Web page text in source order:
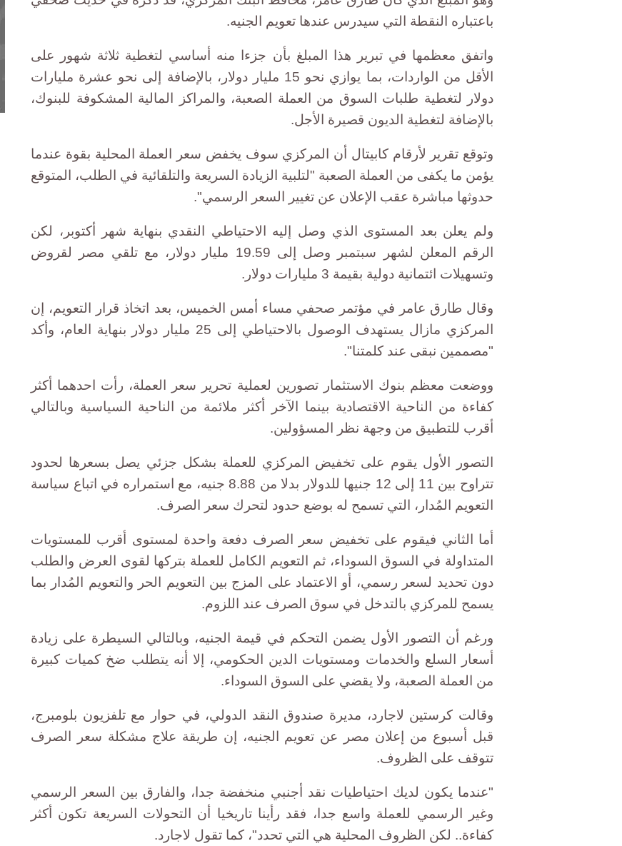
باعتباره النقطة التي سيدرس عندها تعويم الجنيه.
واتفق معظمها في تبرير هذا المبلغ بأن جزءا منه أساسي لتغطية ثلاثة شهور على
الأقل من الواردات، بما يوازي نحو 15 مليار دولار، بالإضافة إلى نحو عشرة مليارات
دولار لتغطية طلبات السوق من العملة الصعبة، والمراكز المالية المشكوفة للبنوك،
بالإضافة لتغطية الديون قصيرة الأجل.
وتوقع تقرير لأرقام كابيتال أن المركزي سوف يخفض سعر العملة المحلية بقوة عندما
يؤمن ما يكفى من العملة الصعبة "لتلبية الزيادة السريعة والتلقائية في الطلب، المتوقع
حدوثها مباشرة عقب الإعلان عن تغيير السعر الرسمي".
ولم يعلن بعد المستوى الذي وصل إليه الاحتياطي النقدي بنهاية شهر أكتوبر، لكن
الرقم المعلن لشهر سبتمبر وصل إلى 19.59 مليار دولار، مع تلقي مصر لقروض
وتسهيلات ائتمانية دولية بقيمة 3 مليارات دولار.
وقال طارق عامر في مؤتمر صحفي مساء أمس الخميس، بعد اتخاذ قرار التعويم، إن
المركزي مازال يستهدف الوصول بالاحتياطي إلى 25 مليار دولار بنهاية العام، وأكد
"مصممين نبقى عند كلمتنا".
ووضعت معظم بنوك الاستثمار تصورين لعملية تحرير سعر العملة، رأت احدهما أكثر
كفاءة من الناحية الاقتصادية بينما الآخر أكثر ملائمة من الناحية السياسية وبالتالي
أقرب للتطبيق من وجهة نظر المسؤولين.
التصور الأول يقوم على تخفيض المركزي للعملة بشكل جزئي يصل بسعرها لحدود
تتراوح بين 11 إلى 12 جنيها للدولار بدلا من 8.88 جنيه، مع استمراره في اتباع سياسة
التعويم المُدار، التي تسمح له بوضع حدود لتحرك سعر الصرف.
أما الثاني فيقوم على تخفيض سعر الصرف دفعة واحدة لمستوى أقرب للمستويات
المتداولة في السوق السوداء، ثم التعويم الكامل للعملة بتركها لقوى العرض والطلب
دون تحديد لسعر رسمي، أو الاعتماد على المزج بين التعويم الحر والتعويم المُدار بما
يسمح للمركزي بالتدخل في سوق الصرف عند اللزوم.
ورغم أن التصور الأول يضمن التحكم في قيمة الجنيه، وبالتالي السيطرة على زيادة
أسعار السلع والخدمات ومستويات الدين الحكومي، إلا أنه يتطلب ضخ كميات كبيرة
من العملة الصعبة، ولا يقضي على السوق السوداء.
وقالت كرستين لاجارد، مديرة صندوق النقد الدولي، في حوار مع تلفزيون بلومبرج،
قبل أسبوع من إعلان مصر عن تعويم الجنيه، إن طريقة علاج مشكلة سعر الصرف
تتوقف على الظروف.
"عندما يكون لديك احتياطيات نقد أجنبي منخفضة جدا، والفارق بين السعر الرسمي
وغير الرسمي للعملة واسع جدا، فقد رأينا تاريخيا أن التحولات السريعة تكون أكثر
كفاءة.. لكن الظروف المحلية هي التي تحدد"، كما تقول لاجارد.